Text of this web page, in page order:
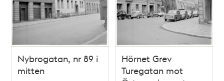
Nybrogatan, nr 89 i
mitten
Hörnet Grev
Turegatan mot